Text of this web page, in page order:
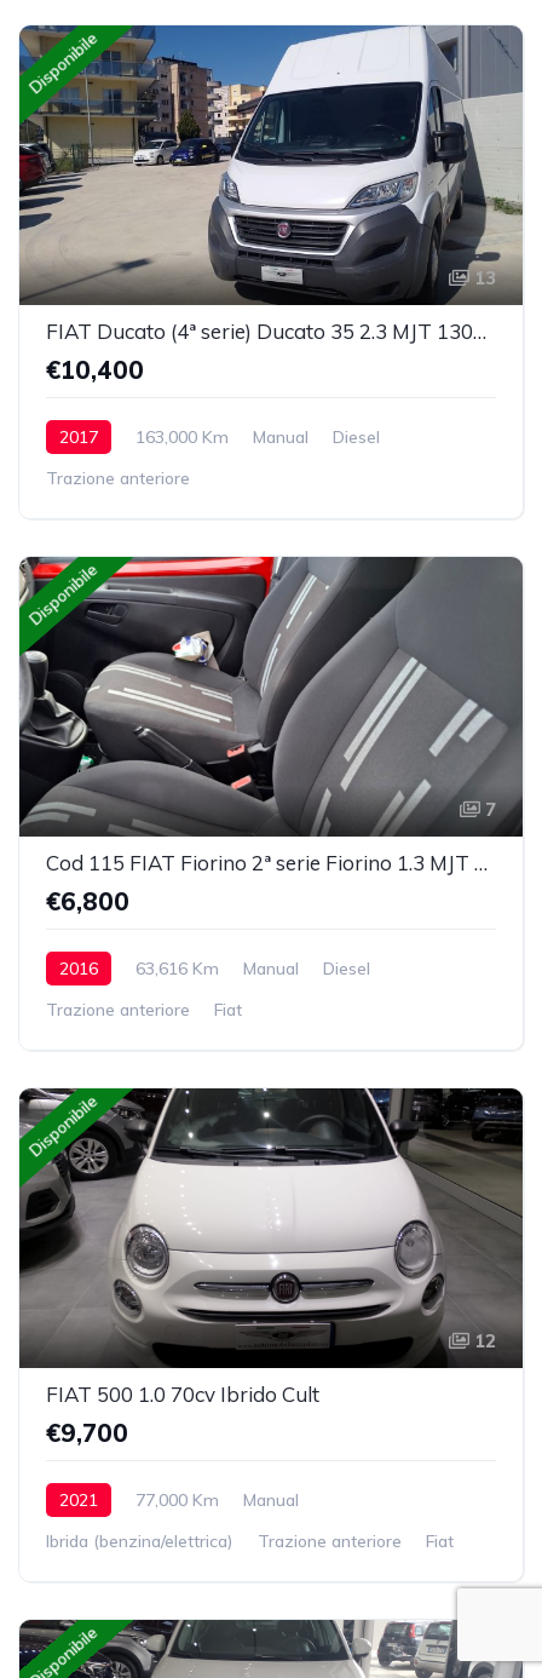
Disponibile
13
FIAT Ducato (4ª serie) Ducato 35 2.3 MJT 130CV PLM-SL-TA Furgone Maxi
€10,400
2017 163,000 Km Manual
Diesel
Trazione anteriore
Disponibile
7
Cod 115 FIAT Fiorino 2ª serie Fiorino 1.3 MJT 95CV Furgone Adventure
€6,800
2016 63,616 Km Manual
Diesel
Trazione anteriore
Fiat
Disponibile
12
FIAT 500 1.0 70cv Ibrido Cult
€9,700
2021 77,000 Km
Manual
Ibrida (benzina/elettrica)
Trazione anteriore Fiat
Disponibile